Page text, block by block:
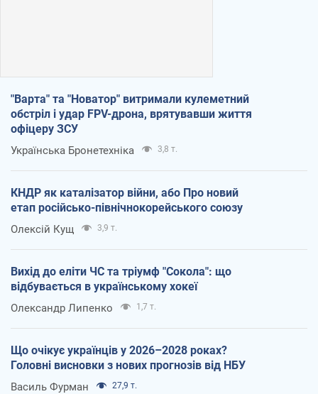
"Варта" та "Новатор" витримали кулеметний
обстріл і удар FPV-дрона, врятувавши життя
офіцеру ЗСУ
Українська Бронетехніка 3,8 т.
КНДР як каталізатор війни, або Про новий
етап російсько-північнокорейського союзу
Олексій Кущ 3,9 т.
Вихід до еліти ЧС та тріумф "Сокола": що
відбувається в українському хокеї
Олександр Липенко 1,7 т.
Що очікує українців у 2026–2028 роках?
Головні висновки з нових прогнозів від НБУ
Василь Фурман 27,9 т.